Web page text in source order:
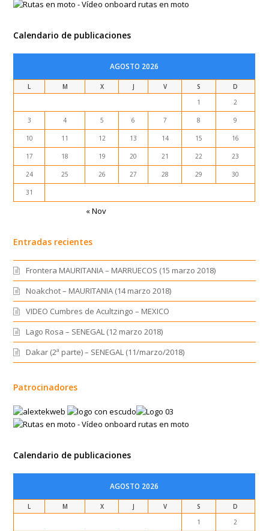
Calendario de publicaciones
AGOSTO 2026
L M X J V S
D
1
2
3 4 5 6 7 8 9
10 11 12 13 14 15 16
17 18 19 20 21 22 23
24 25 26 27 28 29 30
31
« Nov
Entradas recientes
Frontera MAURITANIA – MARRUECOS (15 marzo 2018)
Noakchot – MAURITANIA (14 marzo 2018)
VIDEO Cumbres de Acultzingo – MEXICO
Lago Rosa – SENEGAL (12 marzo 2018)
Dakar (2ª parte) – SENEGAL (11/marzo/2018)
Patrocinadores
Calendario de publicaciones
AGOSTO 2026
L M X J V S
D
1
2